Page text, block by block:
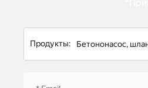
Продукты: Бетононасос,